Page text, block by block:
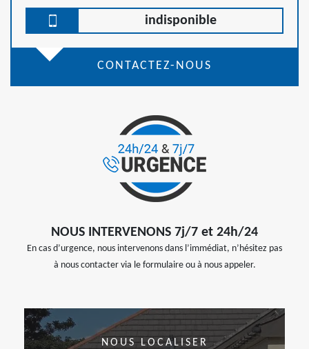
indisponible
CONTACTEZ-NOUS
NOUS INTERVENONS 7j/7 et 24h/24
En cas d’urgence, nous intervenons dans l’immédiat, n’hésitez pas
à nous contacter via le formulaire ou à nous appeler.
NOUS LOCALISER